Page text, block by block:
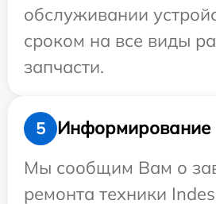
обслуживании
сроком на все виды
запчасти.
5
Информирование
Мы сообщим Вам о
ремонта техники